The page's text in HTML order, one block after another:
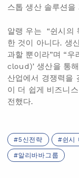
스톱 생산 솔루션을
알랭 우는 “쉰시의
한 것이 아니다. 생
과할 뿐이라”며 “
cloud)’ 생산을 통
산업에서 경쟁력을
이 더 쉽게 비즈니
전했다.
5신전략 쉰시
알리바바그룹